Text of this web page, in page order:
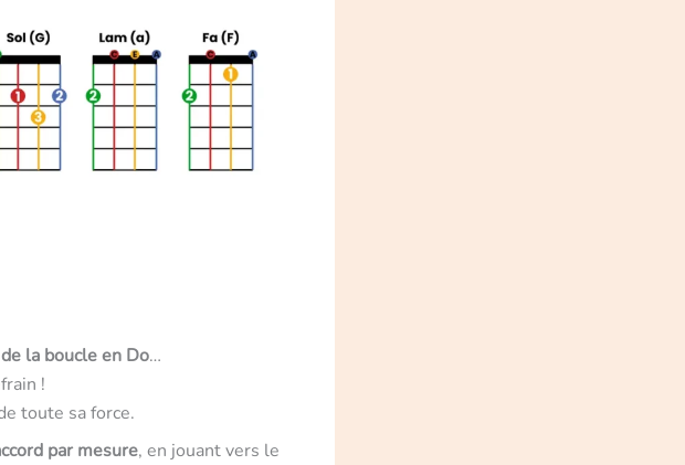
la boucle en Do…
!
toute sa force.
par mesure, en jouant vers le